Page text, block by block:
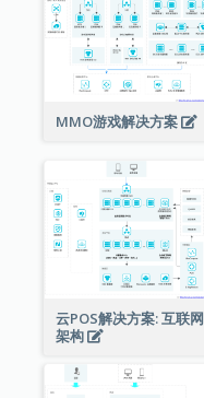
MMO游戏解决方案
云POS解决方案: 互联网
架构